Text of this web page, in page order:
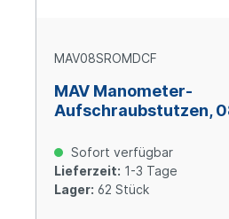
MAV08SROMDCF
MAV Manometer-
Aufschraubstutzen,
Sofort verfügbar
Lieferzeit: 1-3 Tage
Lager: 62 Stück